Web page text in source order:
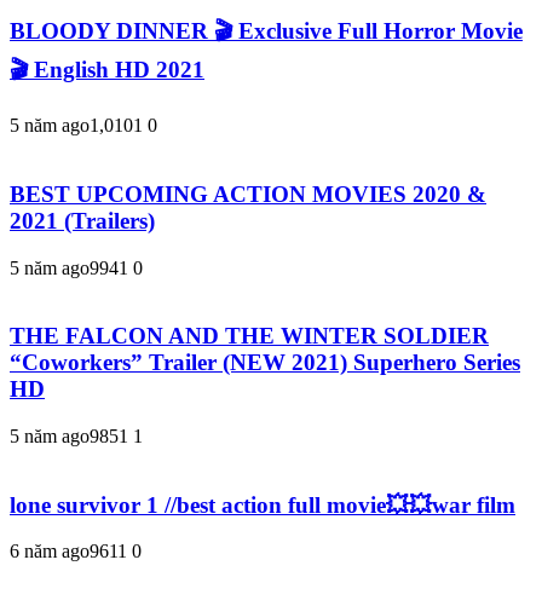
BLOODY DINNER 🎬 Exclusive Full Horror Movie
🎬 English HD 2021
5 năm ago1,0101 0
BEST UPCOMING ACTION MOVIES 2020 &
2021 (Trailers)
5 năm ago9941 0
THE FALCON AND THE WINTER SOLDIER
“Coworkers” Trailer (NEW 2021) Superhero Series
HD
5 năm ago9851 1
lone survivor 1 //best action full movie💥💥war film
6 năm ago9611 0